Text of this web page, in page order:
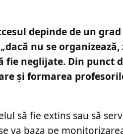
depinde de un
nu se organizează,
fie neglijate. Din punct
și formarea
să fie extins sau să
va baza pe